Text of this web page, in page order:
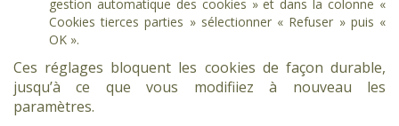
gestion automatique des cookies » et dans la colonne «
Cookies tierces parties » sélectionner « Refuser » puis «
OK ».
Ces réglages bloquent les cookies de façon durable,
jusqu’à ce que vous modifiiez à nouveau les
paramètres.